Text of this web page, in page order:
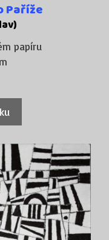
Paříže
papíru